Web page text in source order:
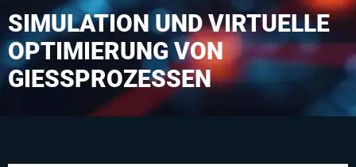
SIMULATION UND VIRTUELLE
OPTIMIERUNG VON
GIESSPROZESSEN